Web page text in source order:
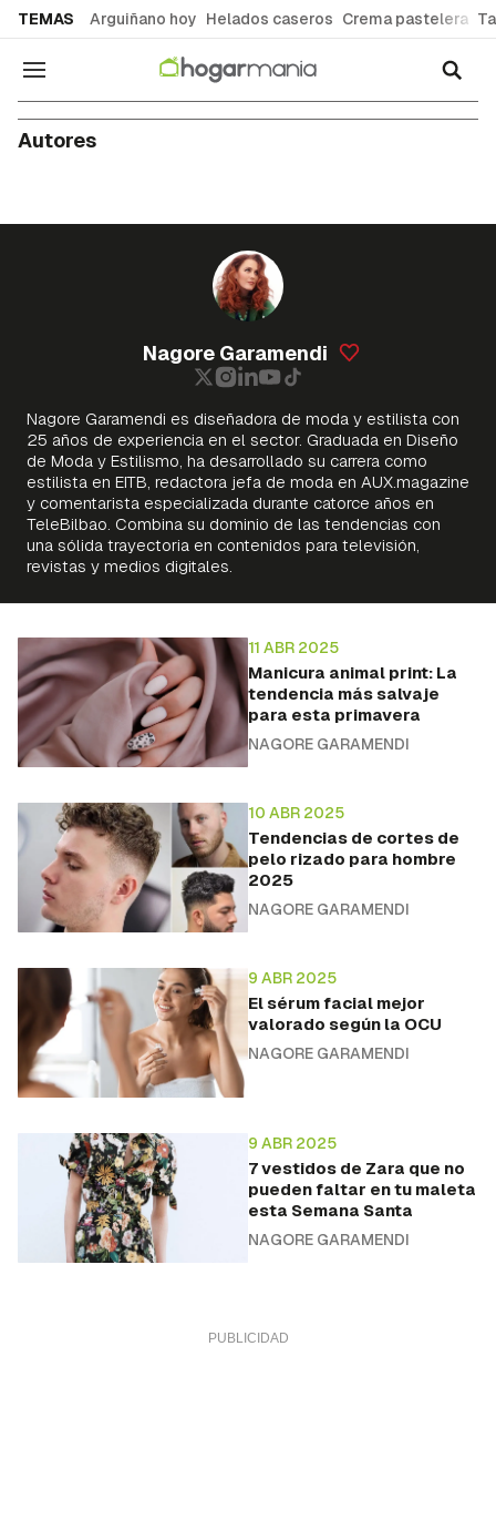
TEMAS Arguiñano hoy Helados caseros Crema pastelera
Navegación
Autores
Nagore Garamendi
Nagore Garamendi es diseñadora de moda y estilista con
25 años de experiencia en el sector. Graduada en Diseño
de Moda y Estilismo, ha desarrollado su carrera como
estilista en EITB, redactora jefa de moda en AUX.magazine
y comentarista especializada durante catorce años en
TeleBilbao. Combina su dominio de las tendencias con
una sólida trayectoria en contenidos para televisión,
revistas y medios digitales.
11 ABR 2025
Manicura animal print: La
tendencia más salvaje
para esta primavera
NAGORE GARAMENDI
10 ABR 2025
Tendencias de cortes de
pelo rizado para hombre
2025
NAGORE GARAMENDI
9 ABR 2025
El sérum facial mejor
valorado según la OCU
NAGORE GARAMENDI
9 ABR 2025
7 vestidos de Zara que no
pueden faltar en tu maleta
esta Semana Santa
NAGORE GARAMENDI